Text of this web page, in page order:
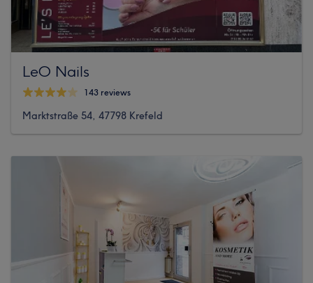
LeO Nails
143 reviews
Marktstraße 54, 47798 Krefeld